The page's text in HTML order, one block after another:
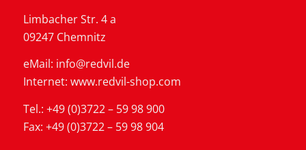
Limbacher Str. 4 a
09247 Chemnitz
eMail: info@redvil.de
Internet: www.redvil-shop.com
Tel.: +49 (0)3722 – 59 98 900
Fax: +49 (0)3722 – 59 98 904